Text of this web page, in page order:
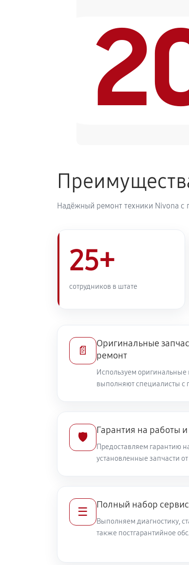
Ремонт гидросистемы
Ремонт кофемолки
Надёжный ремонт техники Nivona с
25+
сотрудников в штате
📄
Оригинальные
ремонт
Используем
выполняют специалисты
🛡️
Гарантия на работы
Предоставляем гарантию
установленные запчасти
☰
Полный набор
Выполняем диагностику,
также постгарантийное